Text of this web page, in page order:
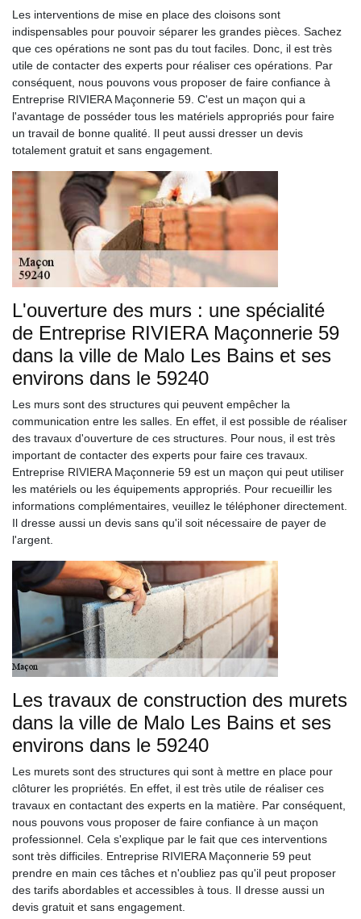
Les interventions de mise en place des cloisons sont
indispensables pour pouvoir séparer les grandes pièces. Sachez
que ces opérations ne sont pas du tout faciles. Donc, il est très
utile de contacter des experts pour réaliser ces opérations. Par
conséquent, nous pouvons vous proposer de faire confiance à
Entreprise RIVIERA Maçonnerie 59. C'est un maçon qui a
l'avantage de posséder tous les matériels appropriés pour faire
un travail de bonne qualité. Il peut aussi dresser un devis
totalement gratuit et sans engagement.
L'ouverture des murs : une spécialité
de Entreprise RIVIERA Maçonnerie 59
dans la ville de Malo Les Bains et ses
environs dans le 59240
Les murs sont des structures qui peuvent empêcher la
communication entre les salles. En effet, il est possible de réaliser
des travaux d'ouverture de ces structures. Pour nous, il est très
important de contacter des experts pour faire ces travaux.
Entreprise RIVIERA Maçonnerie 59 est un maçon qui peut utiliser
les matériels ou les équipements appropriés. Pour recueillir les
informations complémentaires, veuillez le téléphoner directement.
Il dresse aussi un devis sans qu'il soit nécessaire de payer de
l'argent.
Les travaux de construction des murets
dans la ville de Malo Les Bains et ses
environs dans le 59240
Les murets sont des structures qui sont à mettre en place pour
clôturer les propriétés. En effet, il est très utile de réaliser ces
travaux en contactant des experts en la matière. Par conséquent,
nous pouvons vous proposer de faire confiance à un maçon
professionnel. Cela s'explique par le fait que ces interventions
sont très difficiles. Entreprise RIVIERA Maçonnerie 59 peut
prendre en main ces tâches et n'oubliez pas qu'il peut proposer
des tarifs abordables et accessibles à tous. Il dresse aussi un
devis gratuit et sans engagement.